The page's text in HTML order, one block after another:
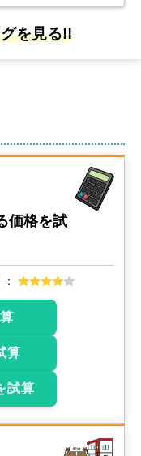
を見る!!
価格を試
算
試算